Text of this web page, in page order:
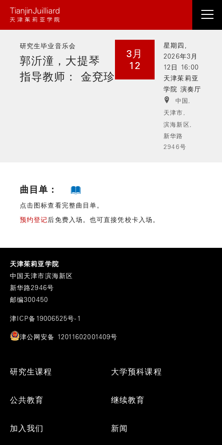
研究生毕业音乐会
郭沂潼，大提琴
指导教师： 金兗珍
3月
12
星期四,
2026年3月
12日 16:00
天津茱莉亚
学院 演奏厅
中国,
天津市,
滨海新区,
新华路
2946号
曲目单：
点击图标查看完整曲目单。
预约登记后免费入场。也可直接凭校卡入场。
天津茱莉亚学院
中国天津市滨海新区
新华路2946号
邮编300450
津ICP备19006525号-1
津公网安备 12011602001409号
Footer
研究生课程 大学预科课程
公共教育 继续教育
加入我们 新闻